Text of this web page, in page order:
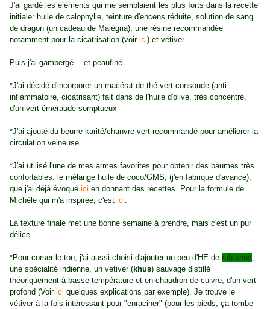
J'ai gardé les éléments qui me semblaient les plus forts dans la recette
initiale: huile de calophylle, teinture d'encens réduite, solution de sang
de dragon (un cadeau de Malégria), une résine recommandée
notamment pour la cicatrisation (voir ici) et vétiver.
Puis j'ai gambergé… et peaufiné.
*J'ai décidé d'incorporer un macérat de thé vert-consoude (anti
inflammatoire, cicatrisant) fait dans de l'huile d'olive, très concentré,
d'un vert émeraude somptueux
*J'ai ajouté du beurre karité/chanvre vert recommandé pour améliorer la
circulation veineuse
*J'ai utilisé l'une de mes armes favorites pour obtenir des baumes très
confortables: le mélange huile de coco/GMS, (j'en fabrique d'avance),
que j'ai déjà évoqué ici en donnant des recettes. Pour la formule de
Michèle qui m'a inspirée, c'est ici.
La texture finale met une bonne semaine à prendre, mais c'est un pur
délice.
*Pour corser le ton, j'ai aussi choisi d'ajouter un peu d'HE de ruh khus,
une spécialité indienne, un vétiver (khus) sauvage distillé
théoriquement à basse température et en chaudron de cuivre, d'un vert
profond (Voir ici quelques explications par exemple). Je trouve le
vétiver à la fois intéressant pour "enraciner" (pour les pieds, ça tombe